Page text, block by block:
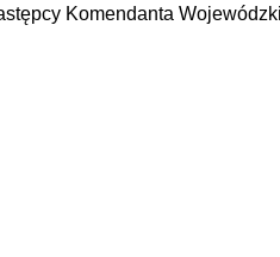
Komendanta